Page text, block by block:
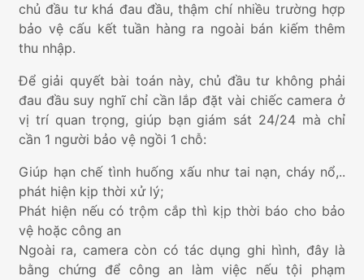
chủ đầu tư khá đau đầu, thậm chí nhiều trường hợp
bảo vệ cấu kết tuần hàng ra ngoài bán kiếm thêm
thu nhập.
Để giải quyết bài toán này, chủ đầu tư không phải
đau đầu suy nghĩ chỉ cần lắp đặt vài chiếc camera ở
vị trí quan trọng, giúp bạn giám sát 24/24 mà chỉ
cần 1 người bảo vệ ngồi 1 chỗ:
Giúp hạn chế tình huống xấu như tai nạn, cháy nổ,..
phát hiện kịp thời xử lý;
Phát hiện nếu có trộm cắp thì kịp thời báo cho bảo
vệ hoặc công an
Ngoài ra, camera còn có tác dụng ghi hình, đây là
bằng chứng để công an làm việc nếu tội phạm